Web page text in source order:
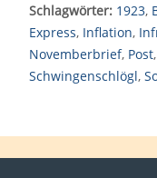
Schlagwörter: 1923,
Express, Inflation,
Novemberbrief, Post,
Schwingenschlögl,